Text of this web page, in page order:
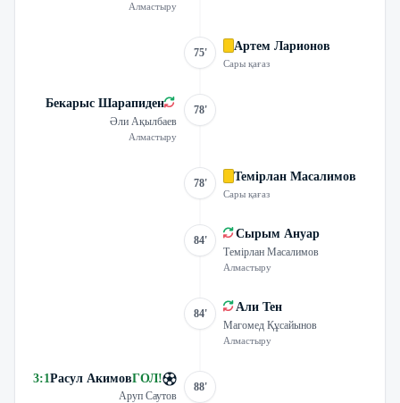
Алмастыру
75' Артем Ларионов
Сары қағаз
Бекарыс Шарапиден
Әли Ақылбаев
Алмастыру
78'
78' Темірлан Масалимов
Сары қағаз
84' Сырым Ануар
Темірлан Масалимов
Алмастыру
84' Али Тен
Магомед Құсайынов
Алмастыру
3:1Расул АкимовГОЛ!
Аруп Саутов
88'